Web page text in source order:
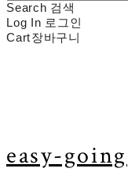
Search 검색
Log In 로그인
Cart장바구니
easy-going